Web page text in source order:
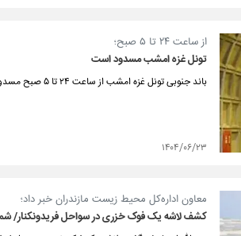
از ساعت ۲۴ تا ۵ صبح؛
تونل غزه امشب مسدود است
باند جنوبی تونل غزه امشب از ساعت ۲۴ تا ۵ صبح مسدود است.
۱۴۰۴/۰۶/۲۳
معاون اداره‌کل محیط زیست مازندران خبر داد؛
کشف لاشه یک فوک خزری در سواحل فریدونکنار/ شمار موارد